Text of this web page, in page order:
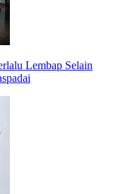
Lembap Selain